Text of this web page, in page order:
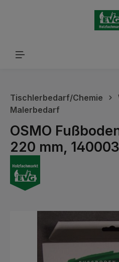
Tischlerbedarf/Chemie
Malerbedarf
OSMO
220 mm,